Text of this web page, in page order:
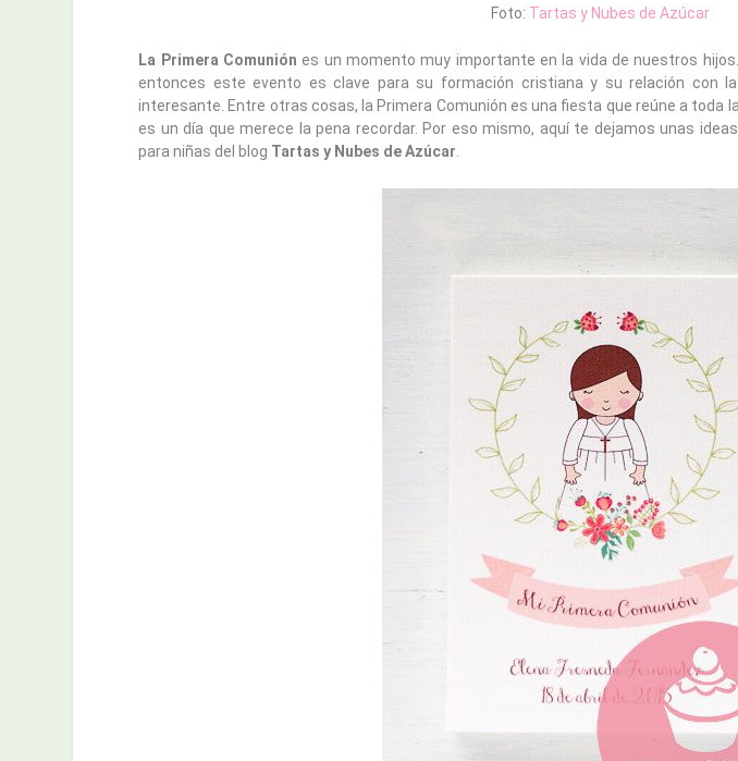
Foto: Tartas y Nubes de Azúcar
La Primera Comunión es un momento muy importante en la vida de nuestros
entonces este evento es clave para su formación cristiana y su relación con
interesante. Entre otras cosas, la Primera Comunión es una fiesta que reúne a toda
es un día que merece la pena recordar. Por eso mismo, aquí te dejamos unas
para niñas del blog Tartas y Nubes de Azúcar.